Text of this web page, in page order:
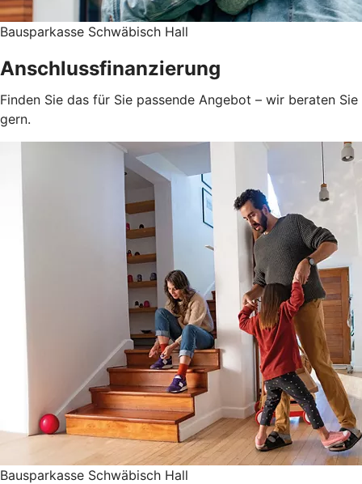
Bausparkasse Schwäbisch Hall
Anschlussfinanzierung
Finden Sie das für Sie passende Angebot – wir beraten Sie
gern.
Bausparkasse Schwäbisch Hall